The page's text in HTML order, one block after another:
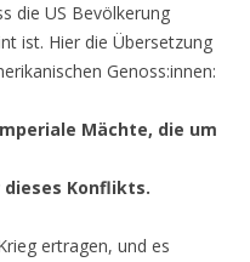
die US Bevölkerung
ist. Hier die Übersetzung
Genoss:innen:
Mächte, die um
Konflikts.
ertragen, und es